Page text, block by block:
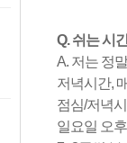
Q. 쉬는 시
A. 저는 정
저녁시간,
점심/저녁
일요일 오